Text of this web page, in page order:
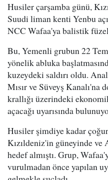
Husiler çarşamba günü,
Suudi liman kenti Yenbu
NCC Wafaa'ya balistik
Bu, Yemenli grubun 22
yönelik abluka
kuzeydeki saldırı oldu.
Mısır ve Süveyş Kanalı'na
krallığı üzerindeki
açacağı uyarısında
Husiler şimdiye kadar
Kızıldeniz'in güneyinde
hedef almıştı. Grup,
vurulmadan önce yapılan